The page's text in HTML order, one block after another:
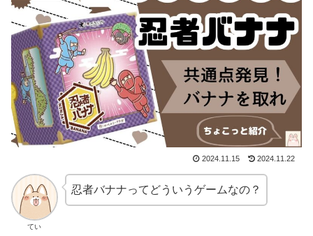
2024.11.15 2024.11.22
てい
忍者バナナってどういうゲームなの？